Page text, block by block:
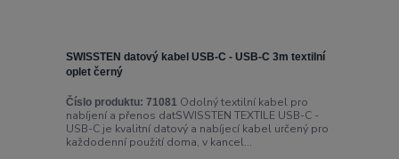
SWISSTEN datový kabel USB-C - USB-C 3m textilní
oplet černý
Číslo produktu: 71081Odolný textilní kabel pro
nabíjení a přenos datSWISSTEN TEXTILE USB-C -
USB-C je kvalitní datový a nabíjecí kabel určený pro
každodenní použití doma, v kancel...